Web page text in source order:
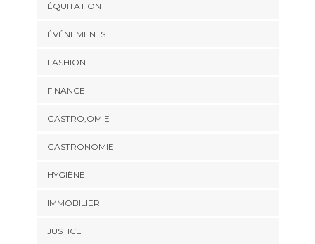
ÉQUITATION
ÉVÉNEMENTS
FASHION
FINANCE
GASTRO,OMIE
GASTRONOMIE
HYGIÈNE
IMMOBILIER
JUSTICE